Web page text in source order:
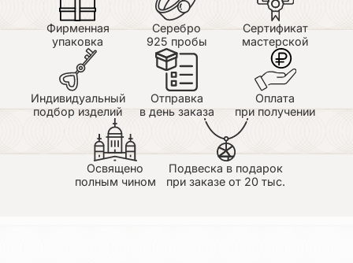
Фирменная
упаковка
Серебро
925 пробы
Сертификат
мастерской
Индивидуальный
подбор изделий
Отправка
в день заказа
Оплата
при получении
Освящено
полным чином
Подвеска в подарок
при заказе от 20 тыс.